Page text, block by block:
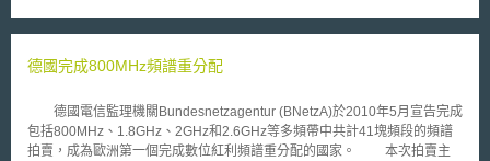
握的量能。 該戰略作為加強德國在中國問題上的參考，是否能作為歐盟其
網路的決定，無疑是為了加強英國在國際幹細胞研究領域的領先地位。
○○二年起的三年內向幹細胞研究撥款四千萬英鎊，另外，英國醫學慈善機構
德國完成800MHz頻譜重分配
德國電信監理機關Bundesnetzagentur (BNetzA)於2010年5月宣告完成
包括800MHz、1.8GHz、2GHz和2.6GHz等多頻帶中共計41塊頻段的頻譜
拍賣，成為歐洲第一個完成數位紅利頻譜重分配的國家。 本次拍賣主